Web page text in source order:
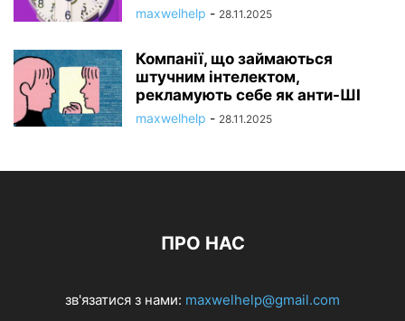
maxwelhelp - 28.11.2025
Компанії, що займаються
штучним інтелектом,
рекламують себе як анти-ШІ
maxwelhelp - 28.11.2025
ПРО НАС
зв'язатися з нами: maxwelhelp@gmail.com